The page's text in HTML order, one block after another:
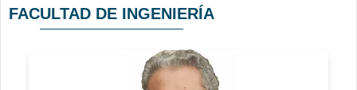
FACULTAD DE INGENIERÍA